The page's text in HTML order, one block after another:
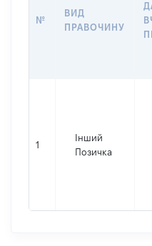
№
ВИД
ПРАВОЧИНУ
1
Інший
Позичка